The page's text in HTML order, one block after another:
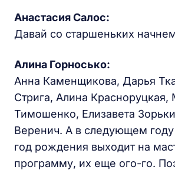
Анастасия Салос:
Давай со старшеньких
Алина Горносько:
Анна Каменщикова, Дарья
Стрига, Алина Красноруцкая,
Тимошенко, Елизавета
Веренич. А в следующем
год рождения выходит на
программу, их еще ого-го.